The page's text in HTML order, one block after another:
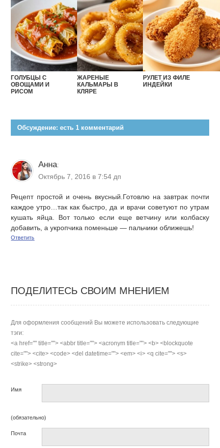
ГОЛУБЦЫ С
ОВОЩАМИ И
РИСОМ
ЖАРЕНЫЕ
КАЛЬМАРЫ В
КЛЯРЕ
РУЛЕТ ИЗ ФИЛЕ
ИНДЕЙКИ
Обсуждение: есть 1 комментарий
Анна:
Октябрь 7, 2016 в 7:54 дп
Рецепт простой и очень вкусный.Готовлю на завтрак почти
каждое утро…так как быстро, да и врачи советуют по утрам
кушать яйца. Вот только если еще ветчину или колбаску
добавить, а укропчика поменьше — пальчики оближешь!
Ответить
ПОДЕЛИТЕСЬ СВОИМ МНЕНИЕМ
Для оформления сообщений Вы можете использовать следующие
тэги:
<a href="" title=""> <abbr title=""> <acronym title=""> <b> <blockquote
cite=""> <cite> <code> <del datetime=""> <em> <i> <q cite=""> <s>
<strike> <strong>
Имя
(обязательно)
Почта